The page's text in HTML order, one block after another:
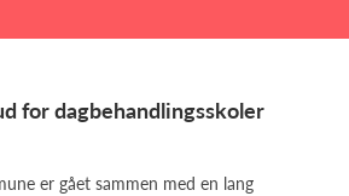
for dagbehandlingsskoler
er gået sammen med en lang